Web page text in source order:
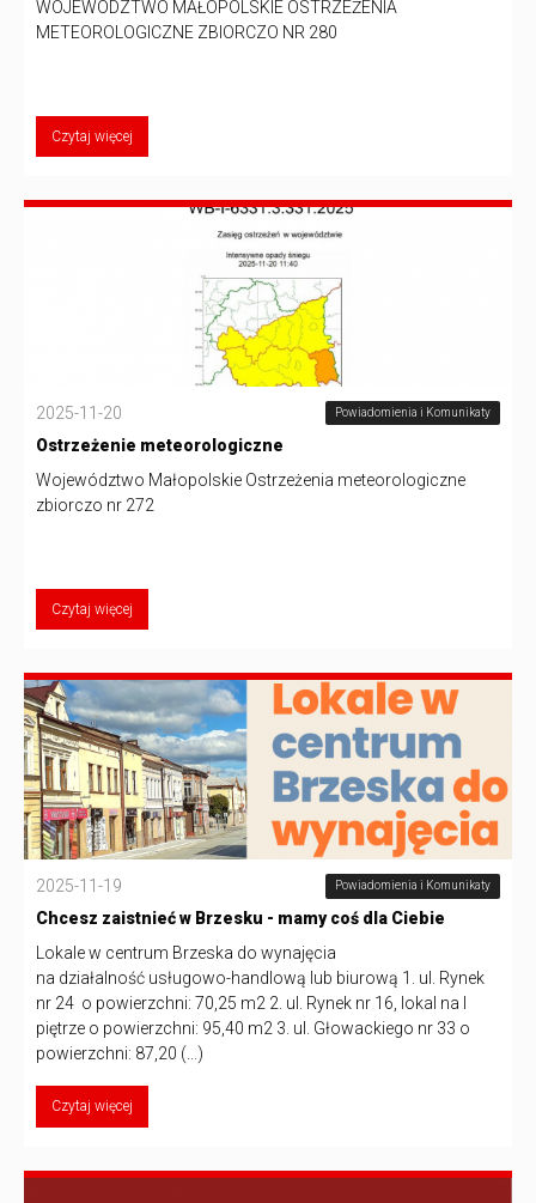
WOJEWÓDZTWO MAŁOPOLSKIE OSTRZEŻENIA
METEOROLOGICZNE ZBIORCZO NR 280
Czytaj więcej
2025-11-20 Powiadomienia i Komunikaty
Ostrzeżenie meteorologiczne
Województwo Małopolskie Ostrzeżenia meteorologiczne
zbiorczo nr 272
Czytaj więcej
2025-11-19 Powiadomienia i Komunikaty
Chcesz zaistnieć w Brzesku - mamy coś dla Ciebie
Lokale w centrum Brzeska do wynajęcia
na działalność usługowo-handlową lub biurową 1. ul. Rynek
nr 24 o powierzchni: 70,25 m2 2. ul. Rynek nr 16, lokal na I
piętrze o powierzchni: 95,40 m2 3. ul. Głowackiego nr 33 o
powierzchni: 87,20 (...)
Czytaj więcej